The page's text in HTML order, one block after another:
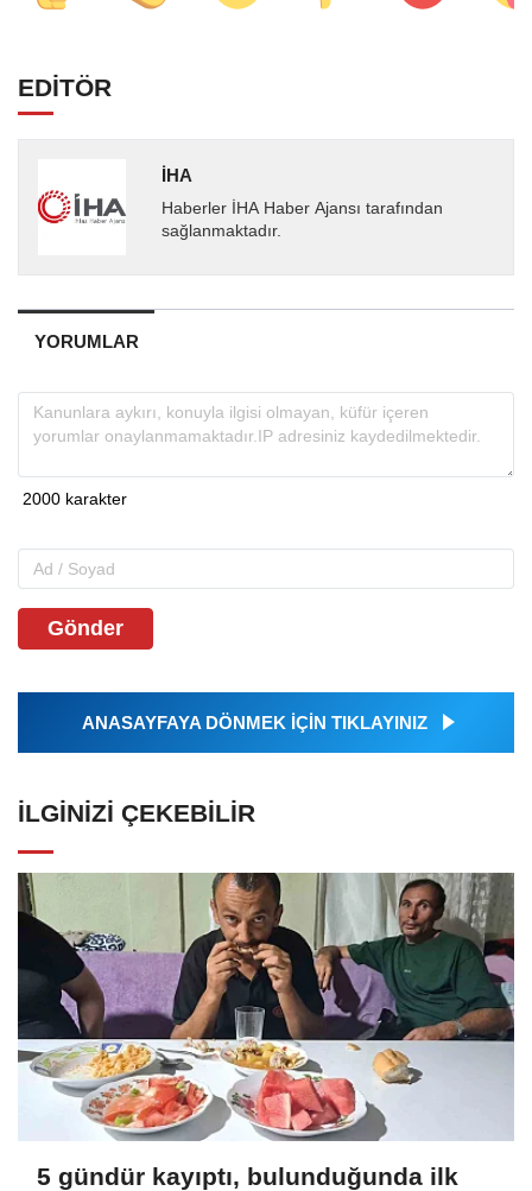
EDİTÖR
İHA
Haberler İHA Haber Ajansı tarafından
sağlanmaktadır.
YORUMLAR
Gönder
ANASAYFAYA DÖNMEK İÇİN TIKLAYINIZ
İLGINIZI ÇEKEBILIR
5 gündür kayıptı, bulunduğunda ilk